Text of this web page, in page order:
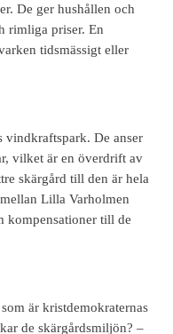
De ger hushållen och
rimliga priser. En
tidsmässigt eller
vindkraftspark. De anser
vilket är en överdrift av
skärgård till den är hela
Lilla Varholmen
kompensationer till de
är kristdemokraternas
de skärgårdsmiljön? –